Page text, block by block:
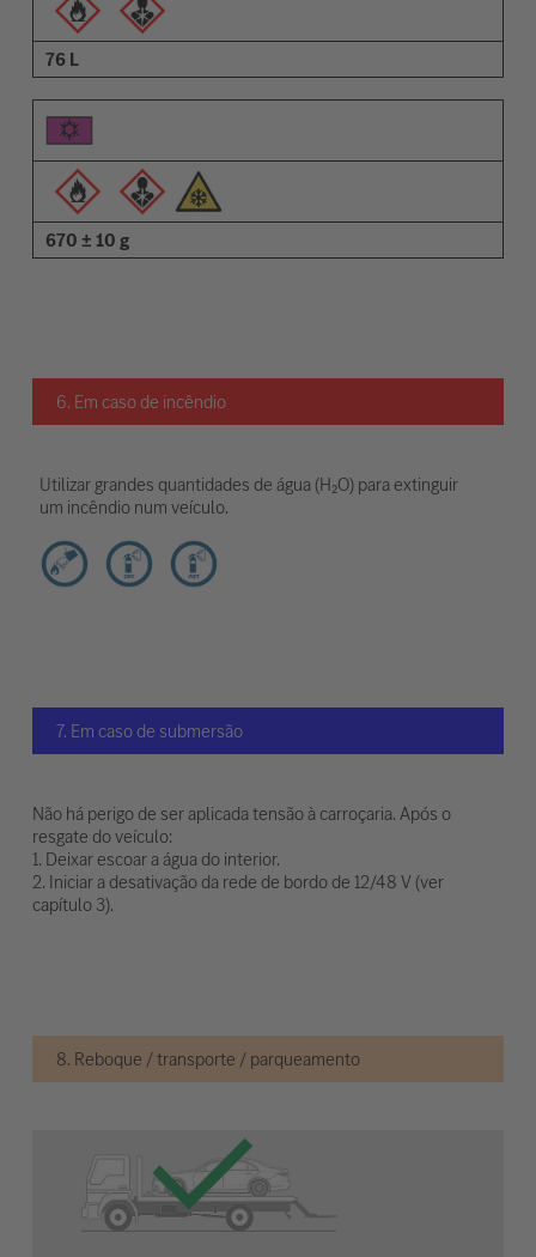
76 L
670 ± 10 g
6. Em caso de incêndio
Utilizar grandes quantidades de água (H₂O) para extinguir
um incêndio num veículo.
7. Em caso de submersão
Não há perigo de ser aplicada tensão à carroçaria. Após o
resgate do veículo:
1. Deixar escoar a água do interior.
2. Iniciar a desativação da rede de bordo de 12/48 V (ver
capítulo 3).
8. Reboque / transporte / parqueamento